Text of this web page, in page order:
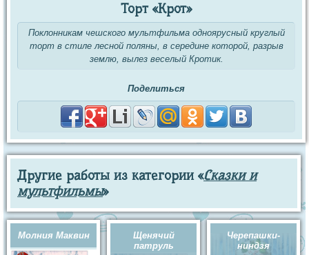
Торт «Крот»
Поклонникам чешского мультфильма одноярусный круглый
торт в стиле лесной поляны, в середине которой, разрыв
землю, вылез веселый Кротик.
Поделиться
Другие работы из категории «Сказки и
мультфильмы»
Молния Маквин
Щенячий
патруль
Черепашки-
ниндзя